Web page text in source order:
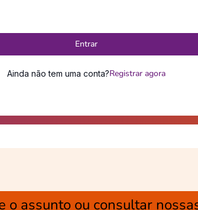
Entrar
Ainda não tem uma conta?Registrar agora
o assunto ou consultar